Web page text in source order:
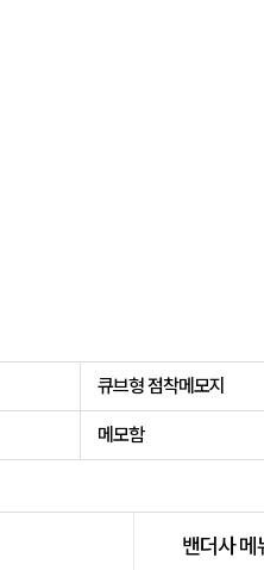
큐브형 점착메모지
메모함
밴더사 메